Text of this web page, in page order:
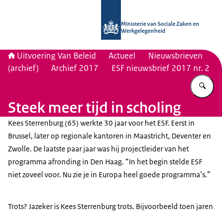
Ministerie van Sociale Zaken en
Werkgelegenheid
Uitvoering Van Beleid Actueel
Nieuwsbrieven
(archief)
Archief 2017 ESF nieuwsbrief 2017 nr. 2
Steek meer tijd in scholing
Kees Sterrenburg (65) werkte 30 jaar voor het ESF. Eerst in
Brussel, later op regionale kantoren in Maastricht, Deventer en
Zwolle. De laatste paar jaar was hij projectleider van het
programma afronding in Den Haag. “In het begin stelde ESF
niet zoveel voor. Nu zie je in Europa heel goede programma’s.”
Trots? Jazeker is Kees Sterrenburg trots. Bijvoorbeeld toen jaren